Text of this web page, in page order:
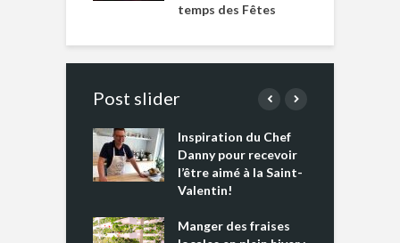
temps des Fêtes
Post slider
Inspiration du Chef
Danny pour recevoir
l’être aimé à la Saint-
Valentin!
Manger des fraises